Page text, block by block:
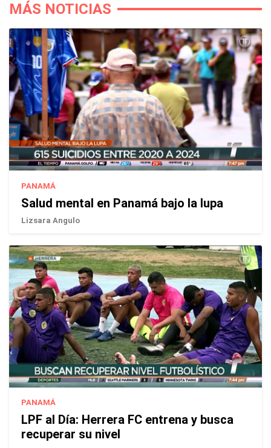
MÁS NOTICIAS
PANAMÁ
Salud mental en Panamá bajo la lupa
Lizsara Angulo
PANAMÁ
LPF al Día: Herrera FC entrena y busca
recuperar su nivel